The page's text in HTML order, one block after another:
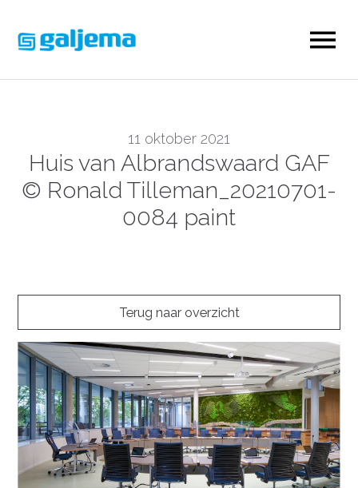
11 oktober 2021
Huis van Albrandswaard GAF
© Ronald Tilleman_20210701-
0084 paint
Terug naar overzicht